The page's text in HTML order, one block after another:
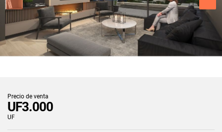
Precio de venta
UF3.000
UF